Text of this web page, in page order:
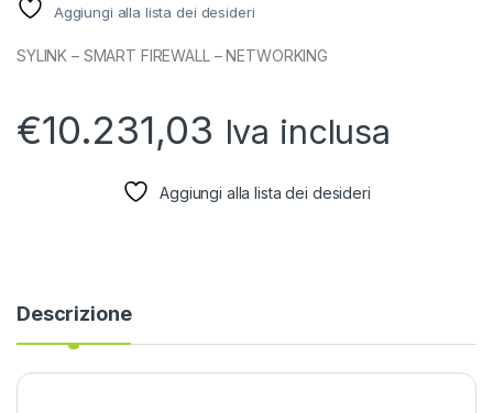
Aggiungi alla lista dei desideri
SYLINK – SMART FIREWALL – NETWORKING
€10.231,03 Iva inclusa
Aggiungi alla lista dei desideri
Descrizione